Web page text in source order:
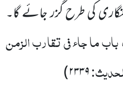
کی طرح گزر جائے گا۔
ما جاء فی تقارب الزمن
۲۳۳۹)